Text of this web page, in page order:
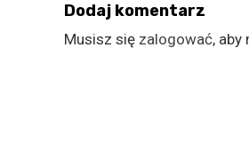
Dodaj komentarz
Musisz się zalogować,